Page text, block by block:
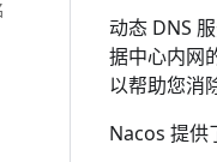
动态 DNS
据中心内网
以帮助您消
Nacos 提供